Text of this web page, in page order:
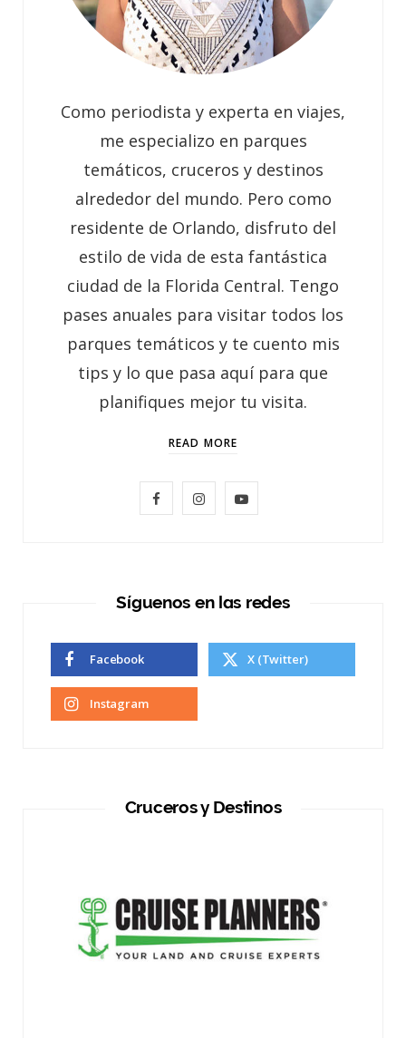
Como periodista y experta en viajes,
me especializo en parques
temáticos, cruceros y destinos
alrededor del mundo. Pero como
residente de Orlando, disfruto del
estilo de vida de esta fantástica
ciudad de la Florida Central. Tengo
pases anuales para visitar todos los
parques temáticos y te cuento mis
tips y lo que pasa aquí para que
planifiques mejor tu visita.
READ MORE
F
e
I
t
Y
T
b
Síguenos en las redes
Facebook X (Twitter)
Instagram
Cruceros y Destinos